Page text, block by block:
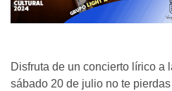
Disfruta de un concierto lírico a
sábado 20 de julio no te